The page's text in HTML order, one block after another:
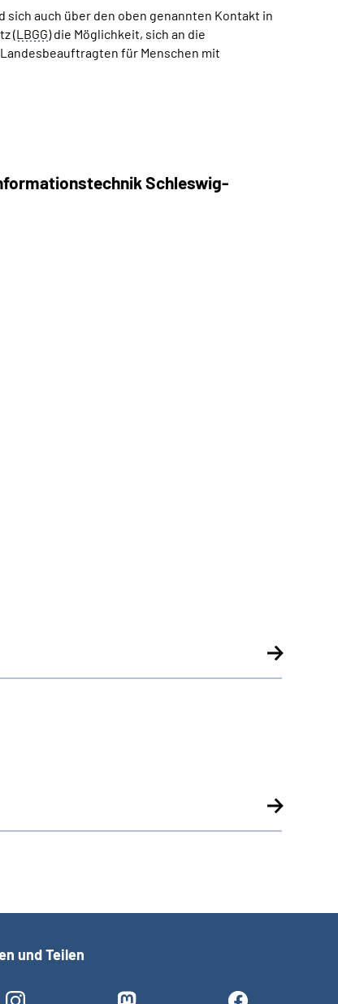
sich auch über den oben genannten Kontakt in
(LBGG) die Möglichkeit, sich an die
für Menschen mit
Schleswig-
und Teilen